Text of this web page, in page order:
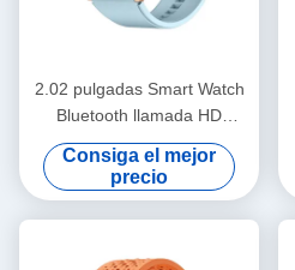
2.02 pulgadas Smart Watch
Bluetooth llamada HD
pantalla Smartwatch IP68 a
prueba de agua
Consiga el mejor
precio